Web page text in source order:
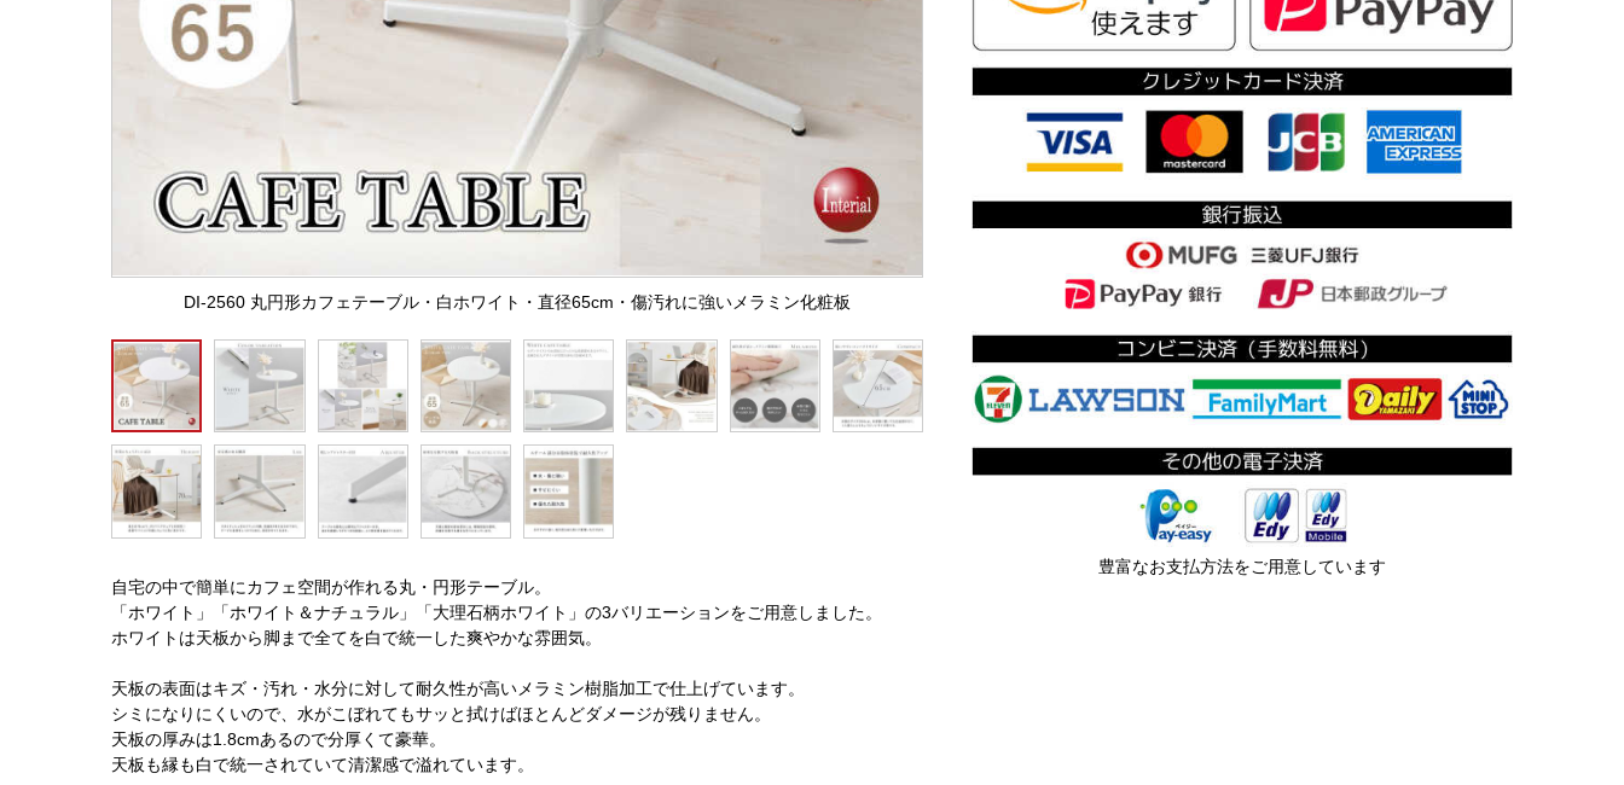
DI-2560 丸円形カフェテーブル・白ホワイト・直径65cm・傷汚れに強いメラミン化粧板
自宅の中で簡単にカフェ空間が作れる丸・円形テーブル。
「ホワイト」「ホワイト＆ナチュラル」「大理石柄ホワイト」の3バリエーションをご用意しました。
ホワイトは天板から脚まで全てを白で統一した爽やかな雰囲気。
天板の表面はキズ・汚れ・水分に対して耐久性が高いメラミン樹脂加工で仕上げています。
シミになりにくいので、水がこぼれてもサッと拭けばほとんどダメージが残りません。
天板の厚みは1.8cmあるので分厚くて豪華。
天板も縁も白で統一されていて清潔感で溢れています。
豊富なお支払方法をご用意しています